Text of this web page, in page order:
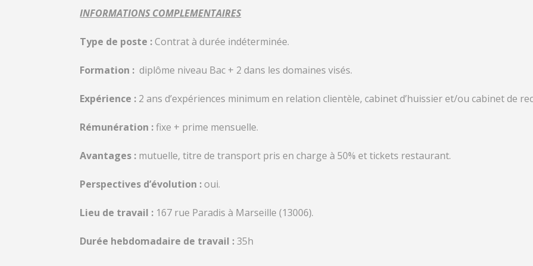
INFORMATIONS COMPLEMENTAIRES
Type de poste :Contrat à durée indéterminée.
Formation : diplôme niveau Bac + 2 dans les domaines visés.
Expérience : 2 ans d’expériences minimum en relation clientèle, cabinet d’huissier et/ou cabinet de
Rémunération :fixe + prime mensuelle.
Avantages : mutuelle, titre de transport pris en charge à 50% et tickets restaurant.
Perspectives d’évolution :oui.
Lieu de travail : 167 rue Paradis à Marseille (13006).
Durée hebdomadaire de travail :35h